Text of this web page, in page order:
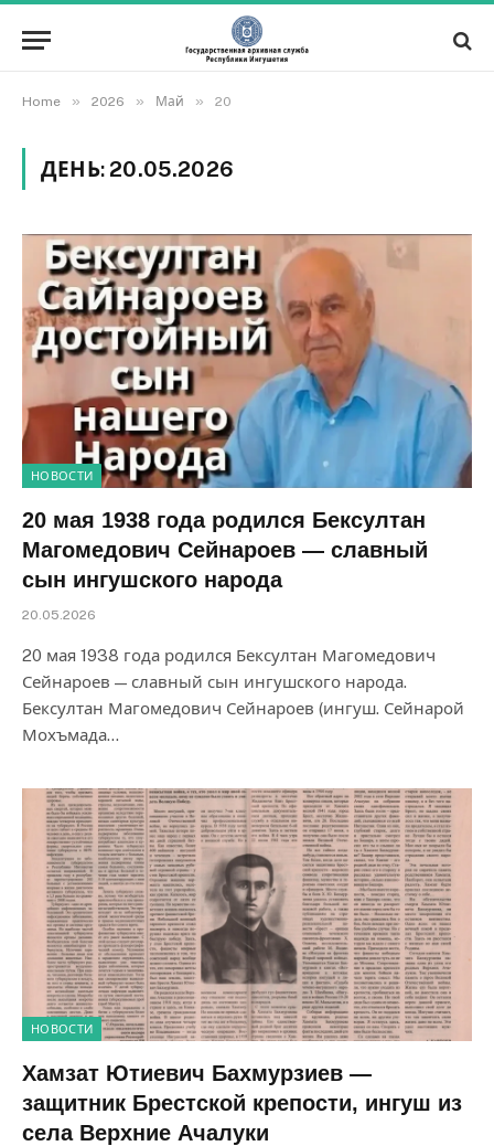
Home » 2026 » Май » 20
ДЕНЬ: 20.05.2026
НОВОСТИ
20 мая 1938 года родился Бексултан
Магомедович Сейнароев — славный
сын ингушского народа
20.05.2026
20 мая 1938 года родился Бексултан Магомедович
Сейнароев — славный сын ингушского народа.
Бексултан Магомедович Сейнароев (ингуш. Сейнарой
Мохъмада…
НОВОСТИ
Хамзат Ютиевич Бахмурзиев —
защитник Брестской крепости, ингуш из
села Верхние Ачалуки